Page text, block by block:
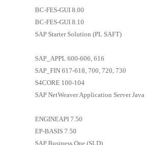
BC-FES-GUI 8.00
BC-FES-GUI 8.10
SAP Starter Solution (PL SAFT)
SAP_APPL 600-606, 616
SAP_FIN 617-618, 700, 720, 730
S4CORE 100-104
SAP NetWeaver Application Server Java
ENGINEAPI 7.50
EP-BASIS 7.50
SAP Business One (SLD)